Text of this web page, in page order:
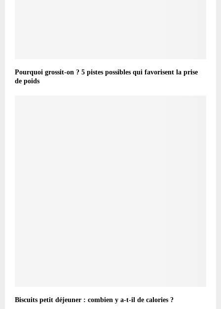
Pourquoi grossit-on ? 5 pistes possibles qui favorisent la prise
de poids
Biscuits petit déjeuner : combien y a-t-il de calories ?